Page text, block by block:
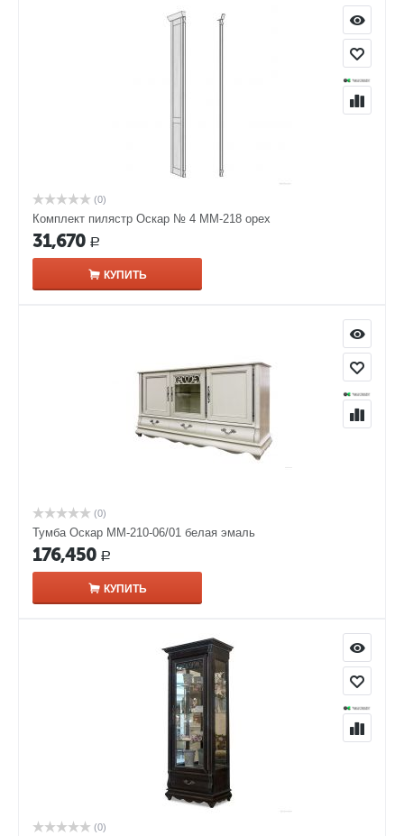
(0)
Комплект пилястр Оскар № 4 ММ-218 орех
31,670 Р
КУПИТЬ
(0)
Тумба Оскар ММ-210-06/01 белая эмаль
176,450 Р
КУПИТЬ
(0)